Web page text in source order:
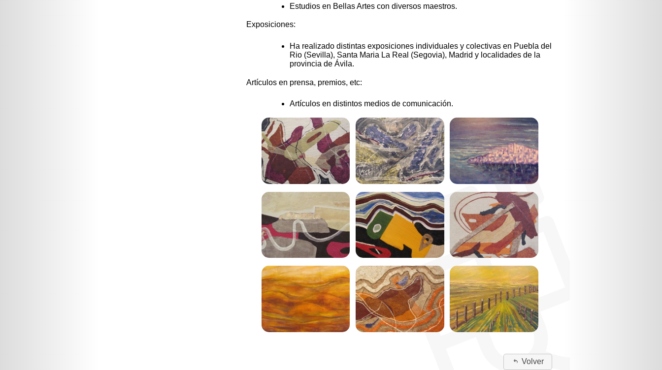
Estudios en Bellas Artes con diversos maestros.
Exposiciones:
Ha realizado distintas exposiciones individuales y colectivas en Puebla del
Rio (Sevilla), Santa Maria La Real (Segovia), Madrid y localidades de la
provincia de Ávila.
Artículos en prensa, premios, etc:
Artículos en distintos medios de comunicación.
Volver